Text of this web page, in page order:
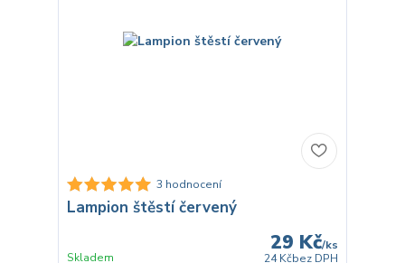
3 hodnocení
Lampion štěstí červený
29 Kč/ks
24 Kčbez DPH
Skladem